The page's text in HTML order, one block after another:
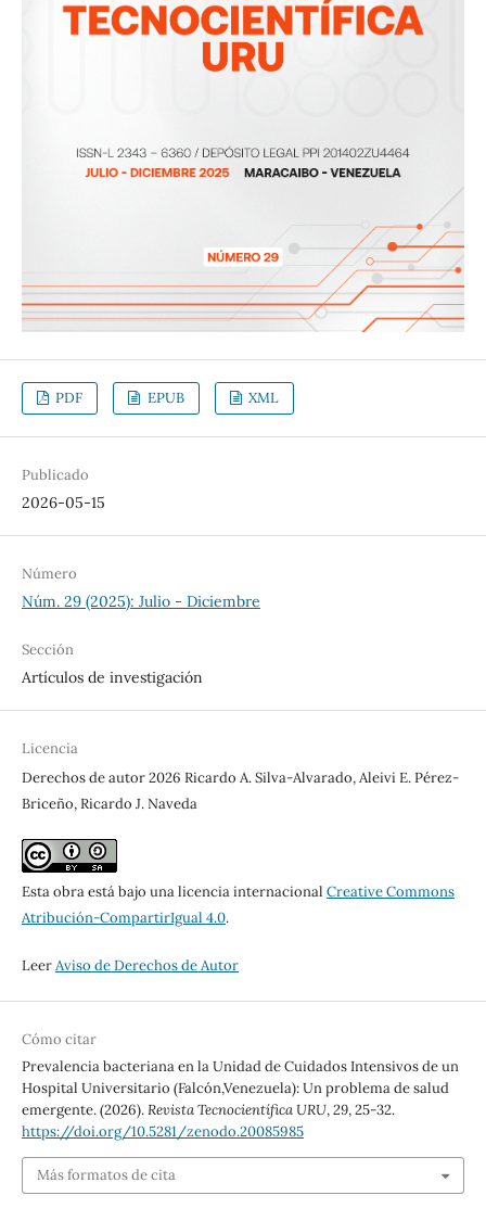
PDF EPUB XML
Publicado
2026-05-15
Número
Núm. 29 (2025): Julio - Diciembre
Sección
Artículos de investigación
Licencia
Derechos de autor 2026 Ricardo A. Silva-Alvarado, Aleivi E. Pérez-
Briceño, Ricardo J. Naveda
Esta obra está bajo una licencia internacional Creative Commons
Atribución-CompartirIgual 4.0.
LeerAviso de Derechos de Autor
Cómo citar
Prevalencia bacteriana en la Unidad de Cuidados Intensivos de un
Hospital Universitario (Falcón,Venezuela): Un problema de salud
emergente. (2026).Revista Tecnocientífica URU,29, 25-32.
https://doi.org/10.5281/zenodo.20085985
Más formatos de cita